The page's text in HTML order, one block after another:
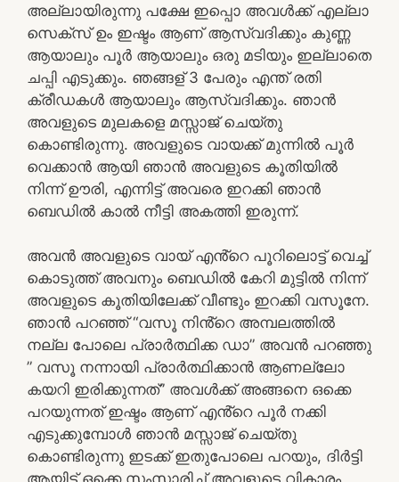
അല്ലായിരുന്നു പക്ഷേ ഇപ്പൊ അവൾക്ക് എല്ലാ
സെക്സ് ഉം ഇഷ്ടം ആണ് ആസ്വദിക്കും കുണ്ണ
ആയാലും പൂർ ആയാലും ഒരു മടിയും ഇല്ലാതെ
ചപ്പി എടുക്കും. ഞങ്ങള് 3 പേരും എന്ത് രതി
ക്രീഡകൾ ആയാലും ആസ്വദിക്കും. ഞാൻ
അവളുടെ മുലകളെ മസ്സാജ് ചെയ്തു
കൊണ്ടിരുന്നു. അവളുടെ വായക്ക് മുന്നിൽ പൂർ
വെക്കാൻ ആയി ഞാൻ അവളുടെ കൂതിയിൽ
നിന്ന് ഊരി, എന്നിട്ട് അവരെ ഇറക്കി ഞാൻ
ബെഡിൽ കാൽ നീട്ടി അകത്തി ഇരുന്ന്.
അവൻ അവളുടെ വായ് എൻ്റെ പൂറിലൊട്ട് വെച്ച്
കൊടുത്ത് അവനും ബെഡിൽ കേറി മുട്ടിൽ നിന്ന്
അവളുടെ കൂതിയിലേക്ക് വീണ്ടും ഇറക്കി വസൂനേ.
ഞാൻ പറഞ്ഞ് “വസൂ നിൻ്റെ അമ്പലത്തിൽ
നല്ല പോലെ പ്രാർത്ഥിക്ക ഡാ” അവൻ പറഞ്ഞു
” വസൂ നന്നായി പ്രാർത്ഥിക്കാൻ ആണല്ലോ
കയറി ഇരിക്കുന്നത്” അവൾക്ക് അങ്ങനെ ഒക്കെ
പറയുന്നത് ഇഷ്ടം ആണ് എൻ്റെ പൂർ നക്കി
എടുക്കുമ്പോൾ ഞാൻ മസ്സാജ് ചെയ്തു
കൊണ്ടിരുന്നു ഇടക്ക് ഇതുപോലെ പറയും, ദിർട്ടി
ആയിട്ട് ഒക്കെ സംസാരിച്ച് അവളുടെ വികാരം